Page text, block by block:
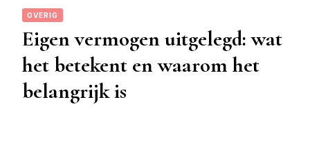
OVERIG
Eigen vermogen uitgelegd: wat
het betekent en waarom het
belangrijk is